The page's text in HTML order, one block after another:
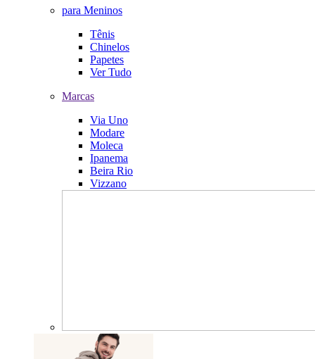
para Meninos
Tênis
Chinelos
Papetes
Ver Tudo
Marcas
Via Uno
Modare
Moleca
Ipanema
Beira Rio
Vizzano